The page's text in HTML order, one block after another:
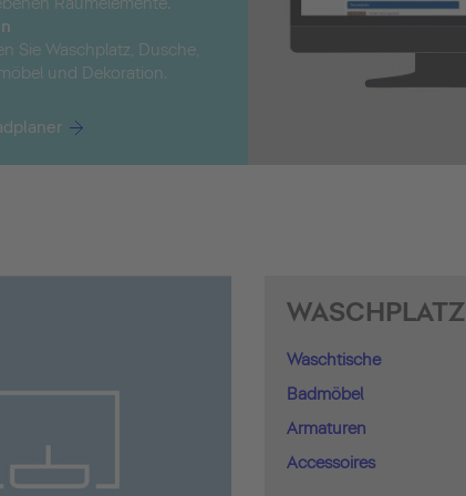
Sie Waschplatz, Dusche,
und Dekoration.
WASCHPLATZ
Waschtische
Badmöbel
Armaturen
Accessoires